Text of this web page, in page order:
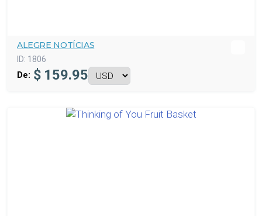
ALEGRE NOTÍCIAS
ID: 1806
De: $ 159.95